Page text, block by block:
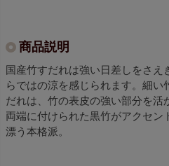
商品説明
国産竹すだれは強い日差しをさえ
らではの涼を感じられます。細い
だれは、竹の表皮の強い部分を活
両端に付けられた黒竹がアクセン
漂う本格派。